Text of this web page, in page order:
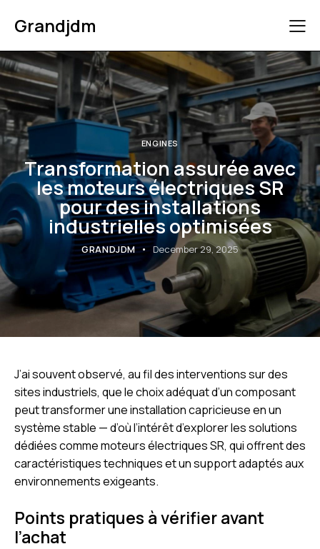
Grandjdm
ENGINES
Transformation assurée avec
les moteurs électriques SR
pour des installations
industrielles optimisées
GRANDJDM December 29, 2025
J’ai souvent observé, au fil des interventions sur des
sites industriels, que le choix adéquat d’un composant
peut transformer une installation capricieuse en un
système stable — d’où l’intérêt d’explorer les solutions
dédiées commemoteurs électriques SR, qui offrent des
caractéristiques techniques et un support adaptés aux
environnements exigeants.
Points pratiques à vérifier avant
l’achat